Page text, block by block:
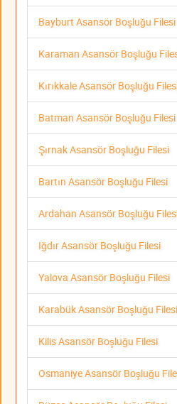
Bayburt Asansör Boşluğu Filesi
Karaman Asansör Boşluğu
Kırıkkale Asansör Boşluğu
Batman Asansör Boşluğu Filesi
Şırnak Asansör Boşluğu Filesi
Bartın Asansör Boşluğu Filesi
Ardahan Asansör Boşluğu
Iğdır Asansör Boşluğu Filesi
Yalova Asansör Boşluğu Filesi
Karabük Asansör Boşluğu Filesi
Kilis Asansör Boşluğu Filesi
Osmaniye Asansör Boşluğu